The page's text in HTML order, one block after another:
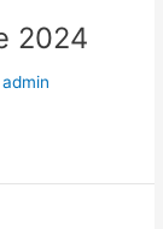
2024
admin